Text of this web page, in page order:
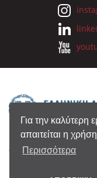
Για την καλύτερη
απαιτείται η
Περισσότερα
© 2026 Eθνικό Κέντρο